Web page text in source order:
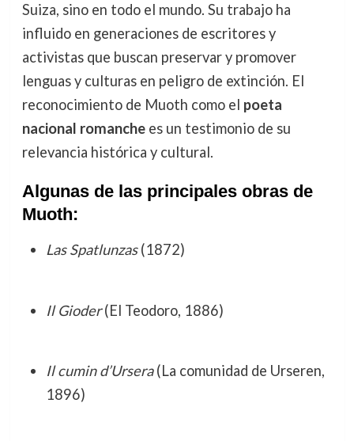
Suiza, sino en todo el mundo. Su trabajo ha
influido en generaciones de escritores y
activistas que buscan preservar y promover
lenguas y culturas en peligro de extinción. El
reconocimiento de Muoth como el poeta
nacional romanchees un testimonio de su
relevancia histórica y cultural.
Algunas de las principales obras de
Muoth:
Las Spatlunzas(1872)
Il Gioder(El Teodoro, 1886)
Il cumin d’Ursera(La comunidad de Urseren,
1896)